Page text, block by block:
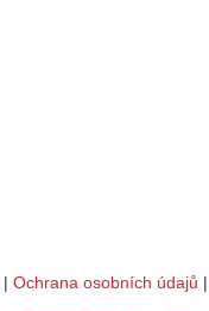
| Ochrana osobních údajů